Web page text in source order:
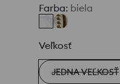
Farba: biela
Veľkosť
JEDNA VEĽKOSŤ